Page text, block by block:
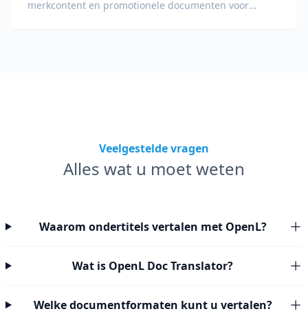
merkcontent en promotionele documenten voor
Veelgestelde vragen
Alles wat u moet weten
Waarom ondertitels vertalen met OpenL?
Wat is OpenL Doc Translator?
Welke documentformaten kunt u vertalen?